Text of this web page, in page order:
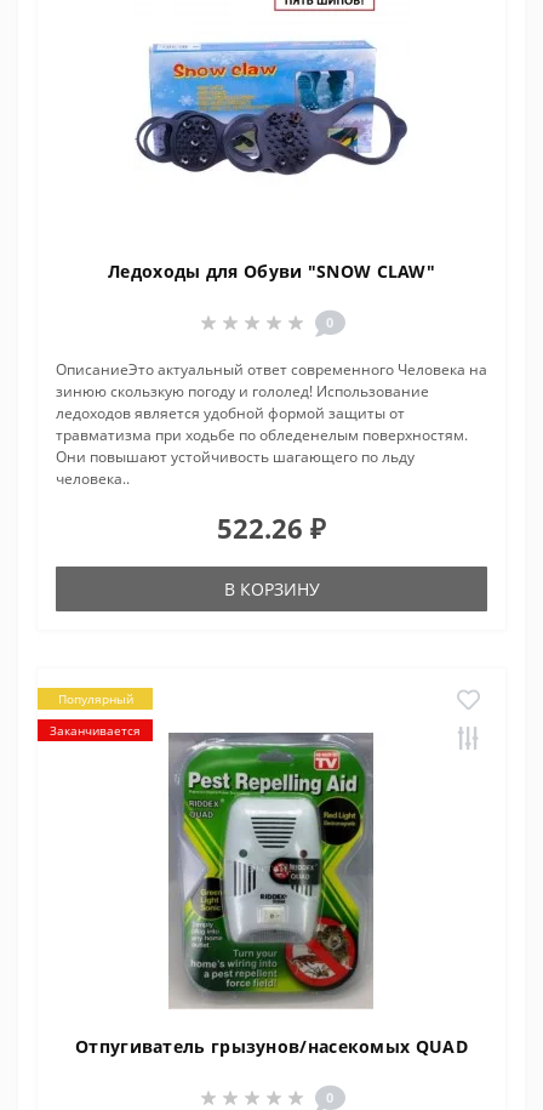
Ледоходы для Обуви "SNOW CLAW"
0
ОписаниеЭто актуальный ответ современного Человека на
зинюю скользкую погоду и гололед! Использование
ледоходов является удобной формой защиты от
травматизма при ходьбе по обледенелым поверхностям.
Они повышают устойчивость шагающего по льду
человека..
522.26 ₽
В КОРЗИНУ
Популярный
Заканчивается
Отпугиватель грызунов/насекомых QUAD
0